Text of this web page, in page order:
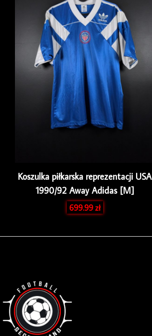
Koszulka piłkarska reprezentacji USA
1990/92 Away Adidas [M]
699.99zł